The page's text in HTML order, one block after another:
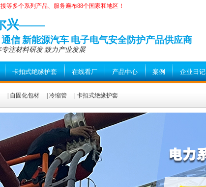
等多个系列产品、服务遍布88个国家和地区！
兴——
通信 新能源汽车 电子电气安全防护产品供应商
专注材料研发 致力产业发展
卡扣式绝缘护套 在线看厂 产品中心 案例 企业日记
自固化包材 冷缩管 卡扣式绝缘护套